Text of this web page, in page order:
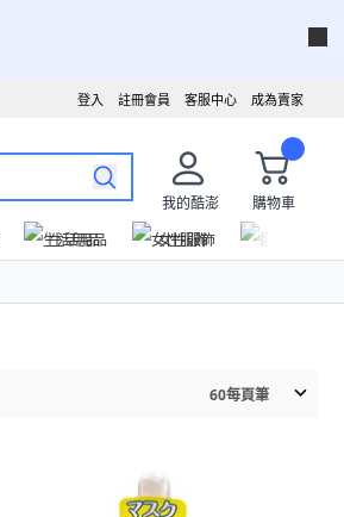
成為賣家
客服中心
註冊會員
登入
我的酷澎
購物車
生活用品 女性服飾
60每頁筆